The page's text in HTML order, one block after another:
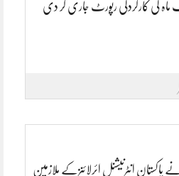
ماہ کی کارکردگی رپورٹ جاری کر دی
پاکستان انٹرنیشنل ائرلائنزکے ملازمین